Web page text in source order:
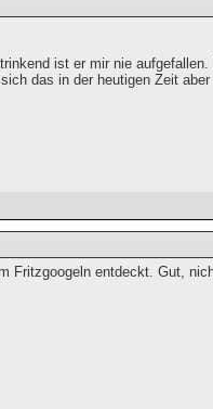
ist er mir nie
das in der heutigen Zeit
Fritzgoogeln entdeckt. Gut,